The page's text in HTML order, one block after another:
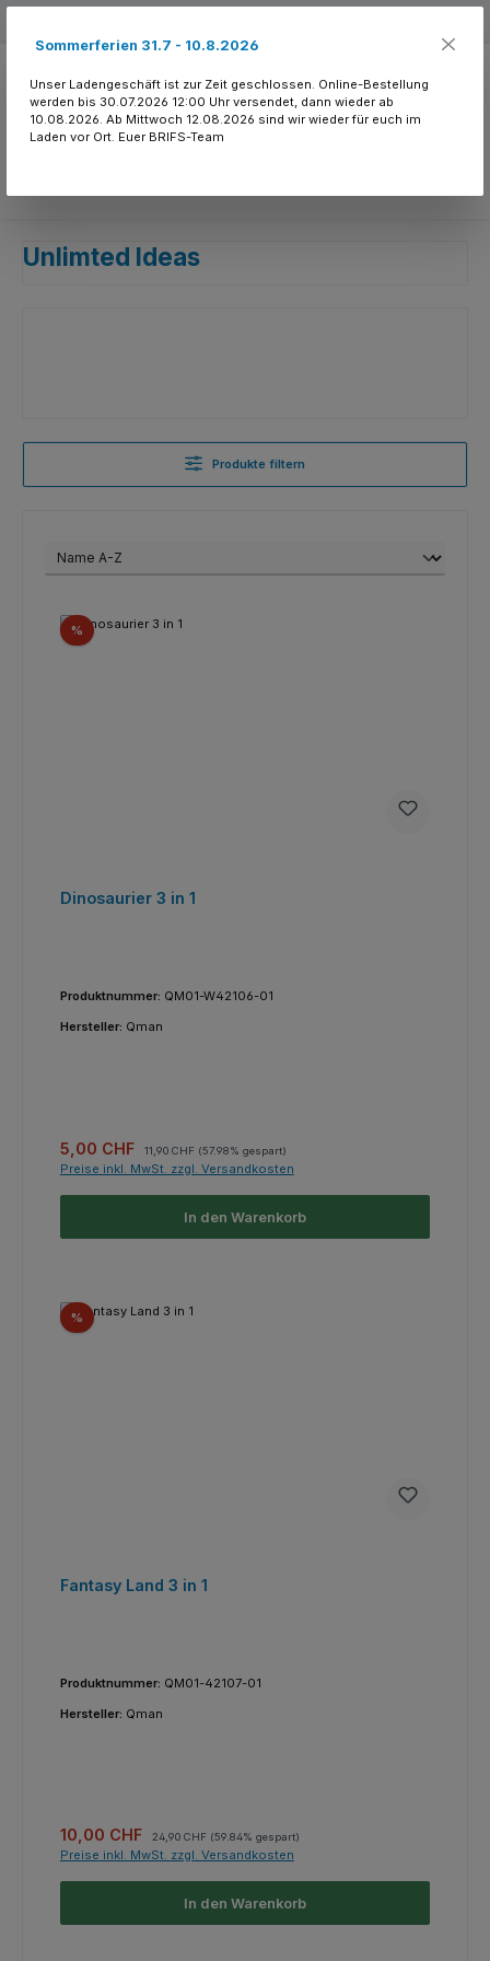
Unlimted Ideas
Produkte filtern
%Rabatt
Dinosaurier 3 in 1
Produktnummer: QM01-W42106-01
Hersteller: Qman
Verkaufspreis:
5,00 CHF 11,90 CHF (57.98% gespart)
Preise inkl. MwSt. zzgl. Versandkosten
In den Warenkorb
%Rabatt
Fantasy Land 3 in 1
Produktnummer: QM01-42107-01
Hersteller: Qman
Verkaufspreis:
10,00 CHF Regulärer Preis:
24,90 CHF (59.84% gespart)
Preise inkl. MwSt. zzgl. Versandkosten
In den Warenkorb
Sommerferien 31.7 - 10.8.2026
Unser Ladengeschäft ist zur Zeit geschlossen. Online-Bestellung
werden bis 30.07.2026 12:00 Uhr versendet, dann wieder ab
10.08.2026. Ab Mittwoch 12.08.2026 sind wir wieder für euch im
Laden vor Ort. Euer BRIFS-Team